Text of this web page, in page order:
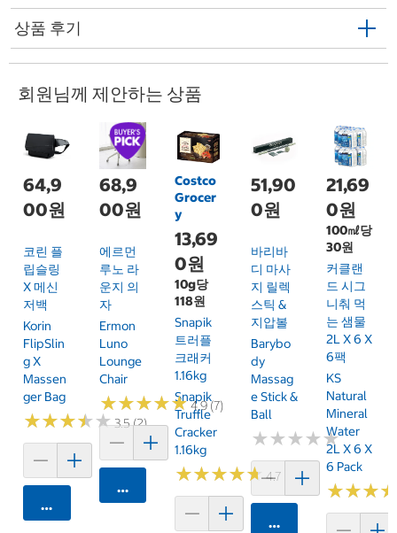
상품 후기
회원님께 제안하는 상품
64,9
00원
코린 플
립슬링
X 메신
저백
Korin
FlipSlin
G X
Massen
Ger Bag
★★★★★
★★★★★3.5 (2)
카트에 담기
68,9
00원
에르먼
루노 라
운지 의
자
Ermon
Luno
Lounge
Chair
★★★★★
★★★★★4.9 (7)
카트에 담기
Costco
Grocer
y
13,69
0원
10g당
118원
Snapik
트러플
크래커
1.16kg
Snapik
Truffle
Cracker
1.16kg
★★★★★
★★★★★4.7 (159)
51,90
0원
바리바
디 마사
지 릴렉
스틱 &
지압볼
Barybo
Dy
Massag
E Stick &
Ball
★★★★★
★★★★★
카트에 담기
21,69
0원
100㎖당
30원
커클랜
드 시그
니춰 먹
는 샘물
2L X 6 X
6팩
KS
Natural
Mineral
Water
2L X 6 X
6 Pack
★★★
★★★